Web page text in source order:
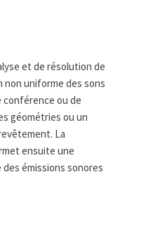
et de résolution de
non uniforme des sons
conférence ou de
géométries ou un
La
ensuite une
émissions sonores